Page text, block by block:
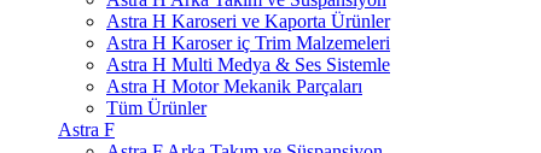
Astra H Karoseri ve Kaporta Ürünler
Astra H Karoser iç Trim Malzemeleri
Astra H Multi Medya & Ses Sistemle
Astra H Motor Mekanik Parçaları
Tüm Ürünler
Astra F